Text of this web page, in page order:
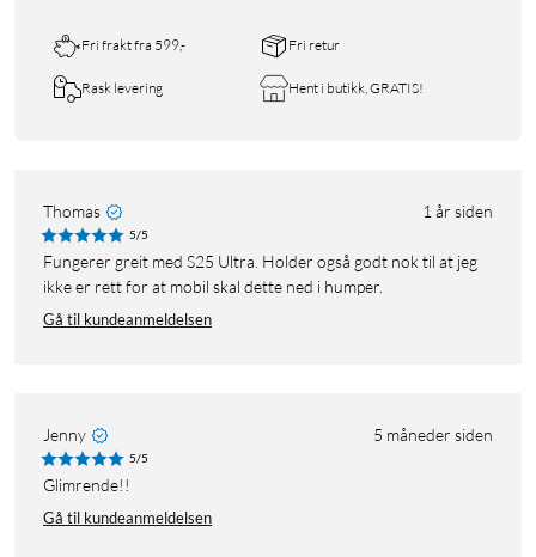
Fri frakt fra 599,- Fri retur
Rask levering Hent i butikk, GRATIS!
Thomas 1 år siden
5/5
Fungerer greit med S25 Ultra. Holder også godt nok til at jeg
ikke er rett for at mobil skal dette ned i humper.
Gå til kundeanmeldelsen
Jenny 5 måneder siden
5/5
Glimrende!!
Gå til kundeanmeldelsen